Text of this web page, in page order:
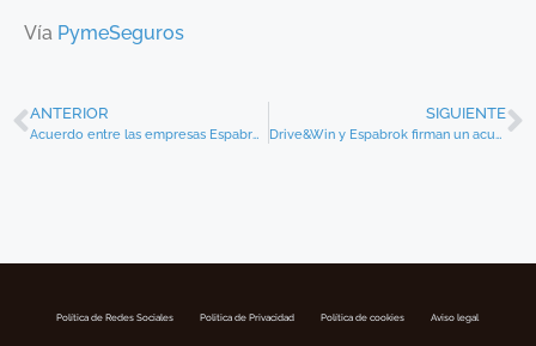
Vía PymeSeguros
ANTERIOR
Acuerdo entre las empresas Espabrok-Jomarel y Neurofix
SIGUIENTE
Drive&Win y Espabrok firman un acuerdo para comercializar pólizas de auto para jóvenes
Política de Redes Sociales Politica de Privacidad Política de cookies Aviso legal